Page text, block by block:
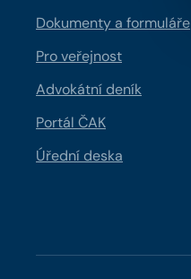
Dokumenty a formuláře
Pro veřejnost
Advokátní deník
Portál ČAK
Úřední deska